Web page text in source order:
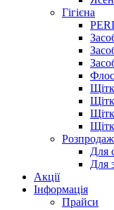
Гігієна
Розпродаж
Для
Для
Акції
Інформація
Прайси